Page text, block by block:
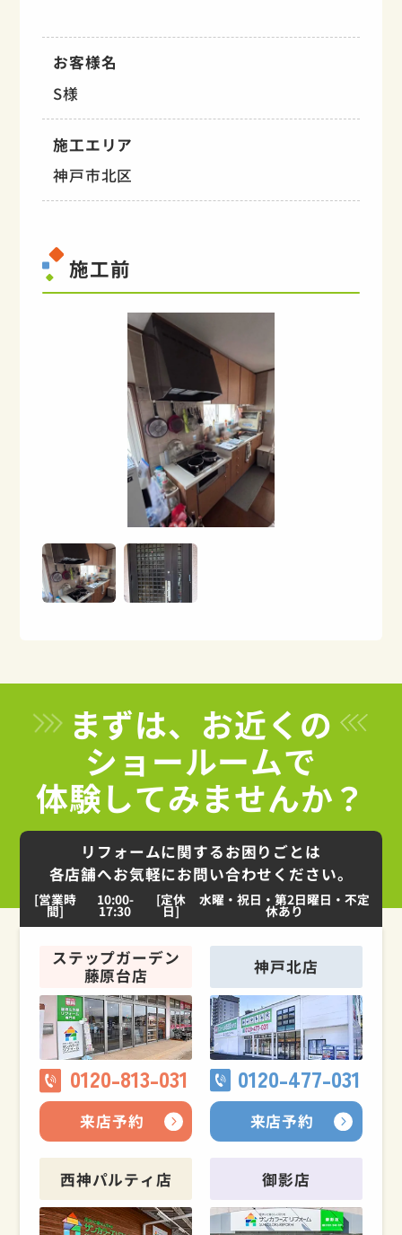
お客様名
S様
施工エリア
神戸市北区
施工前
まずは、お近くの
ショールームで
体験してみませんか？
リフォームに関するお困りごとは
各店舗へお気軽にお問い合わせください。
[営業時
間]
10:00-
17:30
[定休
日]
水曜・祝日・第2日曜日・不定
休あり
ステップガーデン
藤原台店
0120-813-031
来店予約
神戸北店
0120-477-031
来店予約
西神パルティ店 御影店